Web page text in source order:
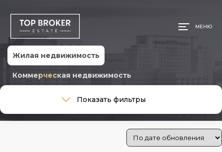
МЕНЮ
Жилая недвижимость
Коммерческая недвижимость
Тип сделки
Показать фильтры